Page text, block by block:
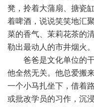
凳，拎着大蒲扇、搪瓷
着啤酒，说说笑笑地汇
菜的香气、茉莉花茶的
勒出最动人的市井烟火。
爸爸是文化单位的干
他全然无关。他总爱搬
一个小马扎坐下，借着
或批改学员的习作，沉